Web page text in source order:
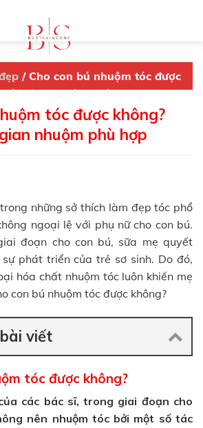
/ Cho con bú nhuộm tóc được
gian nhuộm phù hợp
tóc được không?
nhuộm phù hợp
những sở thích làm đẹp tóc phổ
ngoại lệ với phụ nữ cho con bú.
đoạn cho con bú, sữa mẹ quyết
phát triển của trẻ sơ sinh. Do đó,
hóa chất nhuộm tóc luôn khiến mẹ
con bú nhuộm tóc được không?
viết
tóc được không?
các bác sĩ, trong giai đoạn cho
nên nhuộm tóc bởi một số tác